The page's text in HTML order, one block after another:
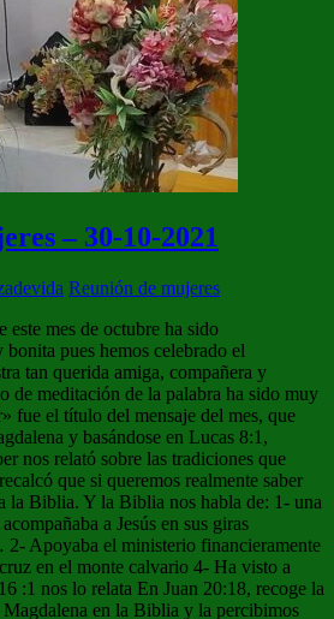
– 30-10-2021
Reunión de mujeres
mes de octubre ha sido
bonita pues hemos celebrado el
tan querida amiga, compañera y
de meditación de la palabra ha sido muy
fue el título del mensaje del mes, que
y basándose en Lucas 8:1,
nos relató sobre las tradiciones que
que si queremos realmente saber
la Biblia. Y la Biblia nos habla de: 1- una
a Jesús en sus giras
Apoyaba el ministerio financieramente
en el monte calvario 4- Ha visto a
:1 nos lo relata En Juan 20:18, recoge la
en la Biblia y la percibimos